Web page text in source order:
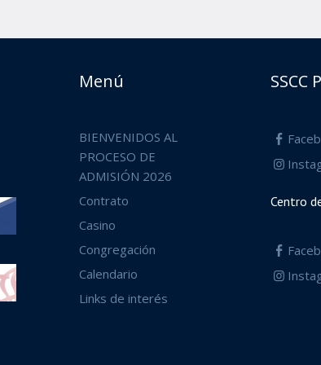
Menú
BIENVENIDOS AL
PROCESO DE
ADMISIÓN 2026
Contrato
Casino
Congregación
Calendario
Links de interés
SSCC
Centro